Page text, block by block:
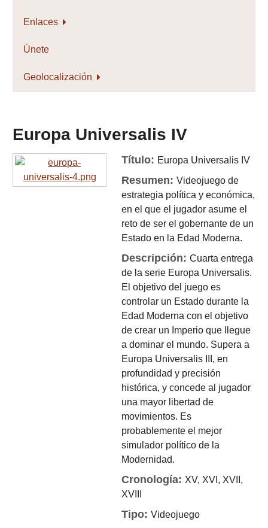
Enlaces
Únete
Geolocalización
Europa Universalis IV
Título: Europa Universalis IV
Resumen:Videojuego de
estrategia política y económica,
en el que el jugador asume el
reto de ser el gobernante de un
Estado en la Edad Moderna.
Descripción:Cuarta entrega
de la serie Europa Universalis.
El objetivo del juego es
controlar un Estado durante la
Edad Moderna con el objetivo
de crear un Imperio que llegue
a dominar el mundo. Supera a
Europa Universalis III, en
profundidad y precisión
histórica, y concede al jugador
una mayor libertad de
movimientos. Es
probablemente el mejor
simulador político de la
Modernidad.
Cronología:XV, XVI, XVII,
XVIII
Tipo:Videojuego